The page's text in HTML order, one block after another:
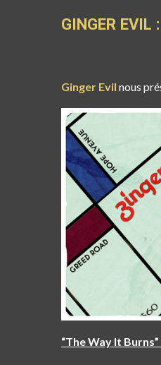
GINGER
Ginger Evil nous
“The Way It